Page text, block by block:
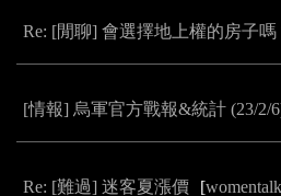
Re: [閒聊] 會選擇地上權的房子嗎
[情報] 烏軍官方戰報&統計 (23/2/
Re: [難過] 迷客夏漲價 [womentalk